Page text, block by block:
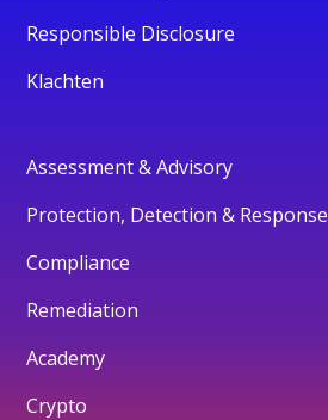
Responsible Disclosure
Klachten
Assessment & Advisory
Protection, Detection & Response
Compliance
Remediation
Academy
Crypto